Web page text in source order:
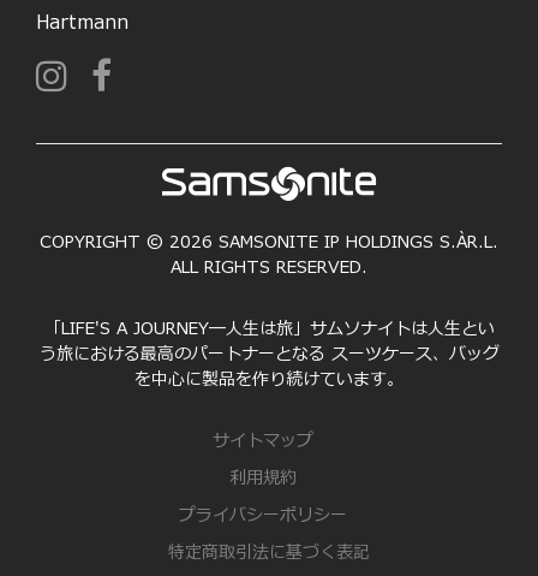
Hartmann
COPYRIGHT © 2026 SAMSONITE IP HOLDINGS S.ÀR.L.
ALL RIGHTS RESERVED.
「LIFE'S A JOURNEY―人生は旅」サムソナイトは人生とい
う旅における最高のパートナーとなる スーツケース、バッグ
を中心に製品を作り続けています。
サイトマップ
利用規約
プライバシーポリシー
特定商取引法に基づく表記